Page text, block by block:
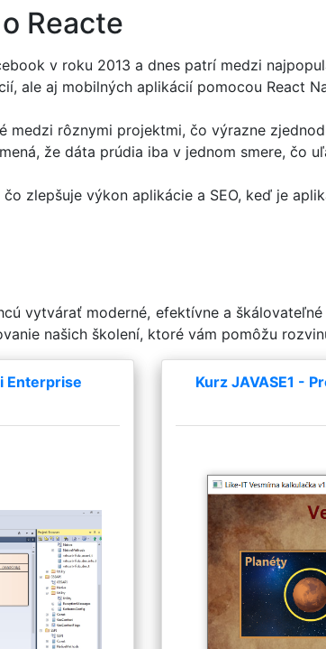
Reacte
v roku 2013 a dnes patrí medzi
ale aj mobilných aplikácií pomocou React
medzi rôznymi projektmi, čo výrazne
že dáta prúdia iba v jednom smere, čo
zlepšuje výkon aplikácie a SEO, keď je
vytvárať moderné, efektívne a
našich školení, ktoré vám pomôžu
Enterprise
Kurz JAVASE1 -